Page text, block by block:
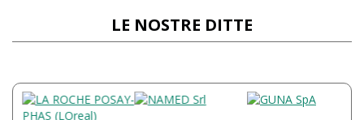
LE NOSTRE DITTE